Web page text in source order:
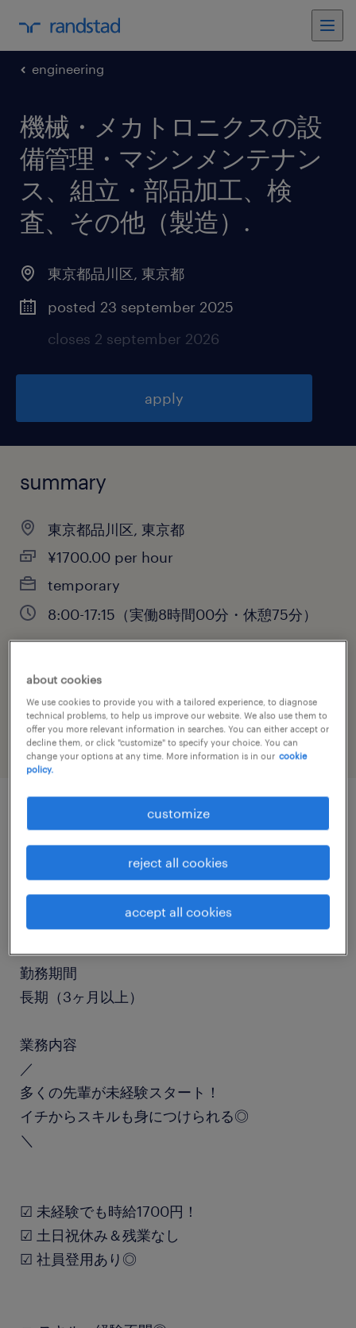
engineering
機械・メカトロニクスの設
備管理・マシンメンテナン
ス、組立・部品加工、検
査、その他（製造） .
東京都品川区, 東京都
posted 23 september 2025
closes 2 september 2026
apply
summary
東京都品川区, 東京都
¥1700.00 per hour
temporary
8:00-17:15（実働8時間00分・休憩75分）
job category
engineering
job details
職種
設備管理・マシンメンテナンス、組立・部品加
工、検査、その他（製造）
勤務期間
長期（3ヶ月以上）
業務内容
／
多くの先輩が未経験スタート！
イチからスキルも身につけられる◎
＼
☑ 未経験でも時給1700円！
☑ 土日祝休み＆残業なし
☑ 社員登用あり◎
about cookies
We use cookies to provide you with a tailored experience, to diagnose
technical problems, to help us improve our website. We also use them to
offer you more relevant information in searches. You can either accept or
decline them, or click "customize" to specify your choice. You can
change your options at any time. More information is in our cookie
policy.
customize
reject all cookies
accept all cookies